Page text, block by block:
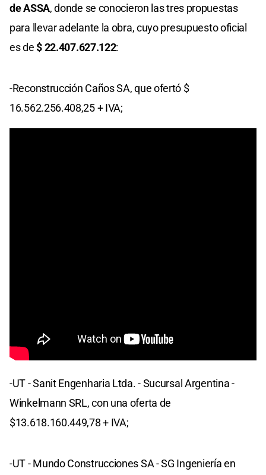
de ASSA, donde se conocieron las tres propuestas
para llevar adelante la obra, cuyo presupuesto oficial
es de$ 22.407.627.122:
-Reconstrucción Caños SA, que ofertó $
16.562.256.408,25 + IVA;
-UT - Sanit Engenharia Ltda. - Sucursal Argentina -
Winkelmann SRL, con una oferta de
$13.618.160.449,78 + IVA;
-UT - Mundo Construcciones SA - SG Ingeniería en